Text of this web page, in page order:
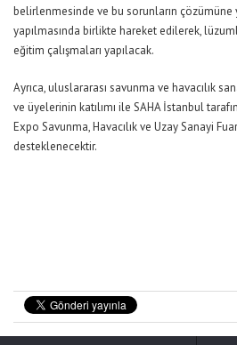
belirlenmesinde ve bu sorunların çözümüne
yapılmasında birlikte hareket edilerek,
eğitim çalışmaları yapılacak.
Ayrıca, uluslararası savunma ve havacılık
ve üyelerinin katılımı ile SAHA İstanbul
Expo Savunma, Havacılık ve Uzay Sanayi
desteklenecektir.